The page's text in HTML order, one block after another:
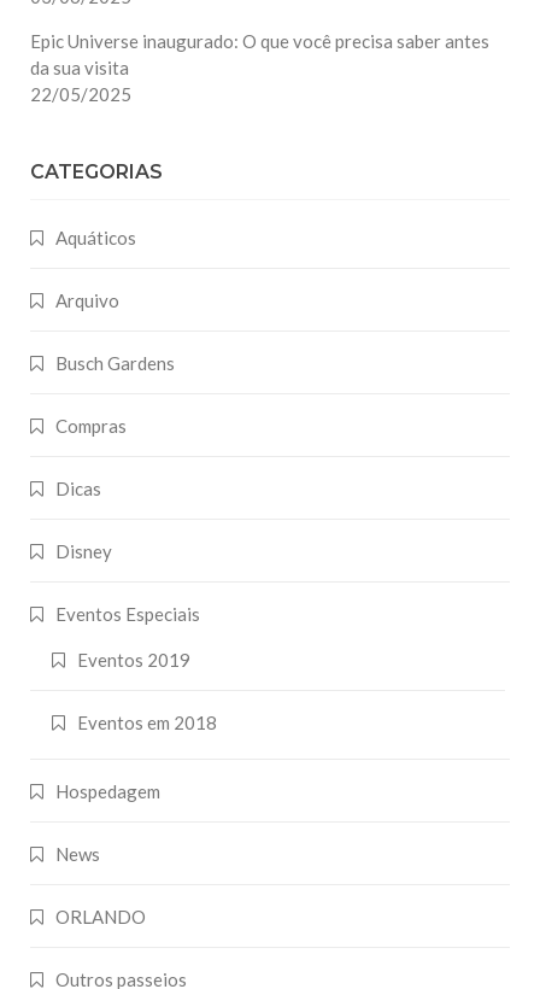
Epic Universe inaugurado: O que você precisa saber antes
da sua visita
22/05/2025
CATEGORIAS
Aquáticos
Arquivo
Busch Gardens
Compras
Dicas
Disney
Eventos Especiais
Eventos 2019
Eventos em 2018
Hospedagem
News
ORLANDO
Outros passeios